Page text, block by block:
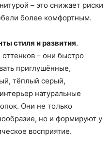
– это снижает риски
более комфортным.
стиля и развития.
– они быстро
приглушённые,
тёплый серый,
натуральные
Они не только
но и формируют у
восприятие.